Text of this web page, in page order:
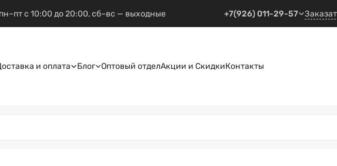
с 10:00 до 20:00, сб–вс — выходные +7(926) 011-29-57
и оплата Блог Оптовый отделАкции и СкидкиКонтакты